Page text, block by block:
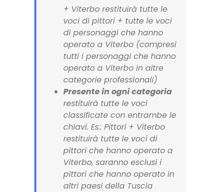
+ Viterbo restituirà tutte le
voci di pittori + tutte le voci
di personaggi che hanno
operato a Viterbo (compresi
tutti i personaggi che hanno
operato a Viterbo in altre
categorie professionali)
Presente in ogni categoria
restituirà tutte le voci
classificate con entrambe le
chiavi. Es.: Pittori + Viterbo
restituirà tutte le voci di
pittori che hanno operato a
Viterbo, saranno esclusi i
pittori che hanno operato in
altri paesi della Tuscia